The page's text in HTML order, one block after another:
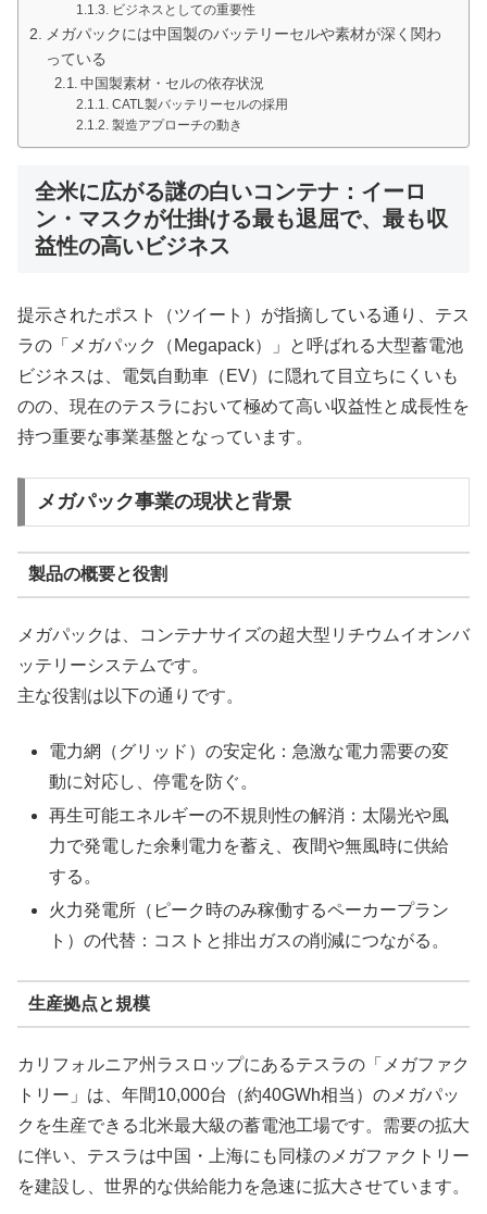
ビジネスとしての重要性
メガパックには中国製のバッテリーセルや素材が深く関わ
っている
中国製素材・セルの依存状況
CATL製バッテリーセルの採用
製造アプローチの動き
全米に広がる謎の白いコンテナ：イーロ
ン・マスクが仕掛ける最も退屈で、最も収
益性の高いビジネス
提示されたポスト（ツイート）が指摘している通り、テス
ラの「メガパック（Megapack）」と呼ばれる大型蓄電池
ビジネスは、電気自動車（EV）に隠れて目立ちにくいも
のの、現在のテスラにおいて極めて高い収益性と成長性を
持つ重要な事業基盤となっています。
メガパック事業の現状と背景
製品の概要と役割
メガパックは、コンテナサイズの超大型リチウムイオンバ
ッテリーシステムです。
主な役割は以下の通りです。
電力網（グリッド）の安定化：急激な電力需要の変
動に対応し、停電を防ぐ。
再生可能エネルギーの不規則性の解消：太陽光や風
力で発電した余剰電力を蓄え、夜間や無風時に供給
する。
火力発電所（ピーク時のみ稼働するペーカープラン
ト）の代替：コストと排出ガスの削減につながる。
生産拠点と規模
カリフォルニア州ラスロップにあるテスラの「メガファク
トリー」は、年間10,000台（約40GWh相当）のメガパッ
クを生産できる北米最大級の蓄電池工場です。需要の拡大
に伴い、テスラは中国・上海にも同様のメガファクトリー
を建設し、世界的な供給能力を急速に拡大させています。